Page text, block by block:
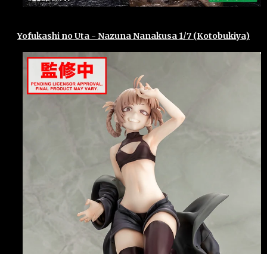
Yofukashi no Uta - Nazuna Nanakusa 1/7 (Kotobukiya)